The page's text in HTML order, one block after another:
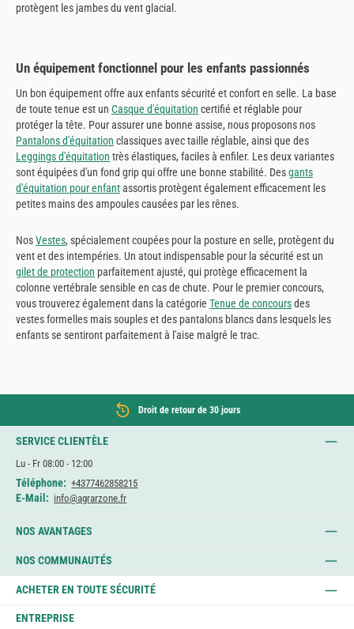
protègent les jambes du vent glacial.
Un équipement fonctionnel pour les enfants passionnés
Un bon équipement offre aux enfants sécurité et confort en selle. La base
de toute tenue est un Casque d'équitation certifié et réglable pour
protéger la tête. Pour assurer une bonne assise, nous proposons nos
Pantalons d'équitation classiques avec taille réglable, ainsi que des
Leggings d'équitation très élastiques, faciles à enfiler. Les deux variantes
sont équipées d'un fond grip qui offre une bonne stabilité. Desgants
d'équitation pour enfantassortis protègent également efficacement les
petites mains des ampoules causées par les rênes.
NosVestes, spécialement coupées pour la posture en selle, protègent du
vent et des intempéries. Un atout indispensable pour la sécurité est un
gilet de protection parfaitement ajusté, qui protège efficacement la
colonne vertébrale sensible en cas de chute. Pour le premier concours,
vous trouverez également dans la catégorie Tenue de concoursdes
vestes formelles mais souples et des pantalons blancs dans lesquels les
enfants se sentiront parfaitement à l'aise malgré le trac.
Droit de retour de 30 jours
SERVICE CLIENTÈLE
Lu - Fr 08:00 - 12:00
Téléphone: +4377462858215
E-Mail: info@agrarzone.fr
NOS AVANTAGES
NOS COMMUNAUTÉS
ACHETER EN TOUTE SÉCURITÉ
ENTREPRISE